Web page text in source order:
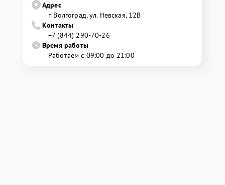
Адрес
г. Волгоград, ул. Невская, 12В
Контакты
+7 (844) 290-70-26
Время работы
Работаем с 09:00 до 21:00